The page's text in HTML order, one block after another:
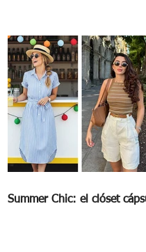
Summer Chic: el clóset